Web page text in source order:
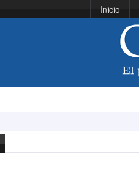
Inicio